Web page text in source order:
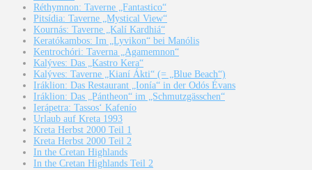
Réthymnon: Taverne „Fantastico“
Pitsídia: Taverne „Mystical View“
Kournás: Taverne „Kalí Kardhiá“
Keratókambos: Im „Lyvikon“ bei Manólis
Kentrochóri: Taverna „Agamemnon“
Kalýves: Das „Kastro Kera“
Kalýves: Taverne „Kianí Ákti“ (= „Blue Beach“)
Iráklion: Das Restaurant „Ionía“ in der Odós Évans
Iráklion: Das „Pántheon“ im „Schmutzgässchen“
Ierápetra: Tassos‘ Kafenío
Urlaub auf Kreta 1993
Kreta Herbst 2000 Teil 1
Kreta Herbst 2000 Teil 2
In the Cretan Highlands
In the Cretan Highlands Teil 2